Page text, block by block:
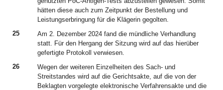
hätten diese auch zum Zeitpunkt der Bestellung und
Leistungserbringung für die Klägerin gegolten.
25
Am 2. Dezember 2024 fand die mündliche Verhandlung
statt. Für den Hergang der Sitzung wird auf das hierüber
gefertigte Protokoll verwiesen.
26
Wegen der weiteren Einzelheiten des Sach- und
Streitstandes wird auf die Gerichtsakte, auf die von der
Beklagten vorgelegte elektronische Verfahrensakte und die